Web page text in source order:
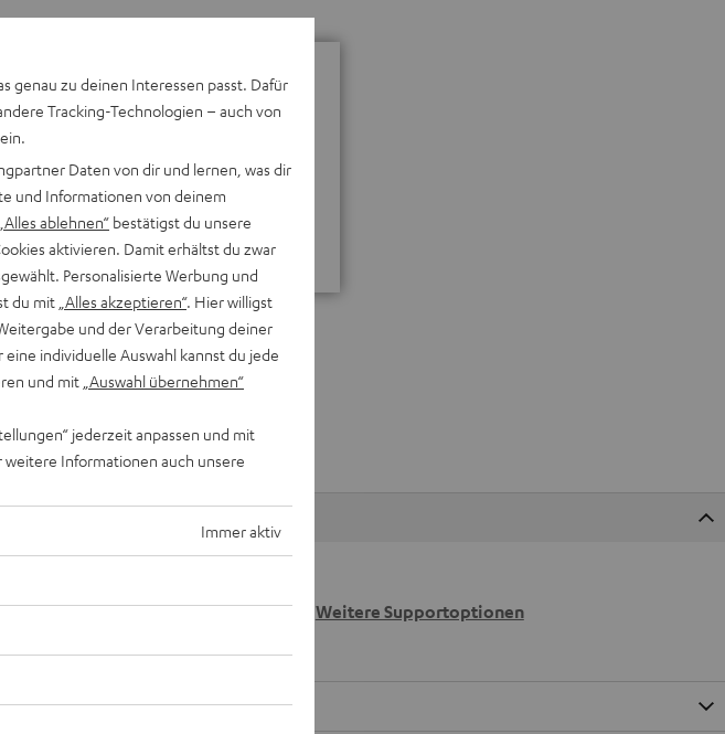
AV Magazin
01/2011
ALLE TESTBERICHTE
auch persönlich am Telefon.
Weitere Supportoptionen
genau zu deinen Interessen passt. Dafür
Tracking-Technologien – auch von
Daten von dir und lernen, was dir
und Informationen von deinem
„Alles ablehnen“ bestätigst du unsere
aktivieren. Damit erhältst du zwar
Personalisierte Werbung und
du mit „Alles akzeptieren“. Hier willigst
und der Verarbeitung deiner
eine individuelle Auswahl kannst du jede
und mit „Auswahl übernehmen“
jederzeit anpassen und mit
Informationen auch unsere
Immer aktiv